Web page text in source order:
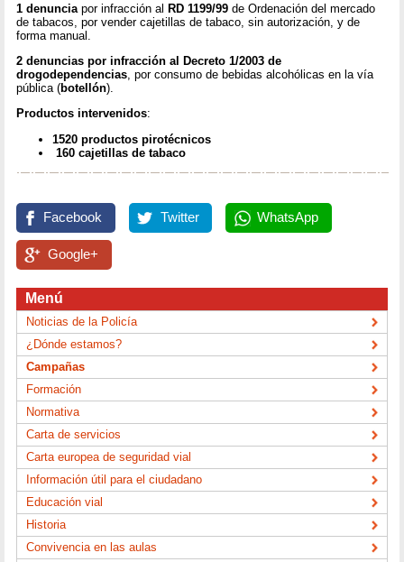
1 denuncia por infracción alRD 1199/99 de Ordenación del mercado
de tabacos, por vender cajetillas de tabaco, sin autorización, y de
forma manual.
2 denuncias por infracción al Decreto 1/2003 de
drogodependencias , por consumo de bebidas alcohólicas en la vía
pública (botellón).
Productos intervenidos:
1520 productos pirotécnicos
160 cajetillas de tabaco
Facebook Twitter WhatsApp
Google+
Menú
Noticias de la Policía
¿Dónde estamos?
Campañas
Formación
Normativa
Carta de servicios
Carta europea de seguridad vial
Información útil para el ciudadano
Educación vial
Historia
Convivencia en las aulas